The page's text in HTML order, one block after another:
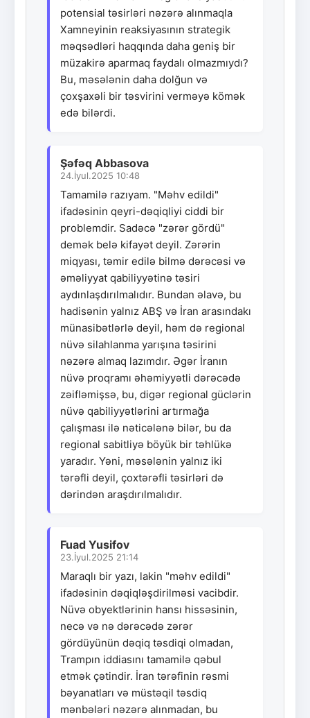
potensial təsirləri nəzərə alınmaqla
Xamneyinin reaksiyasının strategik
məqsədləri haqqında daha geniş bir
müzakirə aparmaq faydalı olmazmıydı?
Bu, məsələnin daha dolğun və
çoxşaxəli bir təsvirini verməyə kömək
edə bilərdi.
Şəfəq Abbasova
24.İyul.2025 10:48
Tamamilə razıyam. "Məhv edildi"
ifadəsinin qeyri-dəqiqliyi ciddi bir
problemdir. Sadəcə "zərər gördü"
demək belə kifayət deyil. Zərərin
miqyası, təmir edilə bilmə dərəcəsi və
əməliyyat qabiliyyətinə təsiri
aydınlaşdırılmalıdır. Bundan əlavə, bu
hadisənin yalnız ABŞ və İran arasındakı
münasibətlərlə deyil, həm də regional
nüvə silahlanma yarışına təsirini
nəzərə almaq lazımdır. Əgər İranın
nüvə proqramı əhəmiyyətli dərəcədə
zəifləmişsə, bu, digər regional güclərin
nüvə qabiliyyətlərini artırmağa
çalışması ilə nəticələnə bilər, bu da
regional sabitliyə böyük bir təhlükə
yaradır. Yəni, məsələnin yalnız iki
tərəfli deyil, çoxtərəfli təsirləri də
dərindən araşdırılmalıdır.
Fuad Yusifov
23.İyul.2025 21:14
Maraqlı bir yazı, lakin "məhv edildi"
ifadəsinin dəqiqləşdirilməsi vacibdir.
Nüvə obyektlərinin hansı hissəsinin,
necə və nə dərəcədə zərər
gördüyünün dəqiq təsdiqi olmadan,
Trampın iddiasını tamamilə qəbul
etmək çətindir. İran tərəfinin rəsmi
bəyanatları və müstəqil təsdiq
mənbələri nəzərə alınmadan, bu